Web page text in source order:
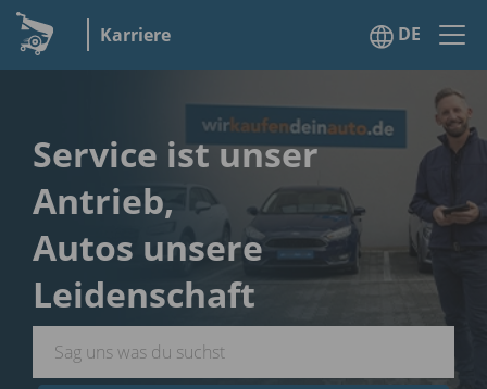
Karriere DE
Service ist unser
Antrieb,
Autos unsere
Leidenschaft